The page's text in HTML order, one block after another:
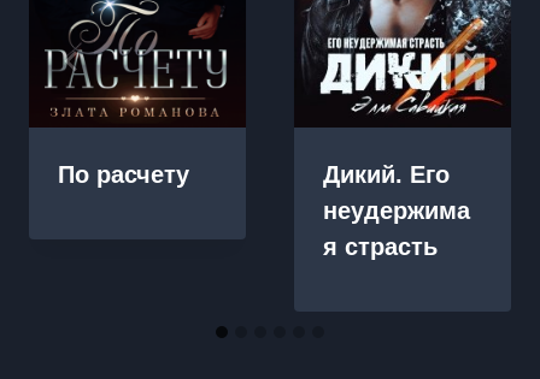
По расчету
Дикий. Его
неудержима
я страсть